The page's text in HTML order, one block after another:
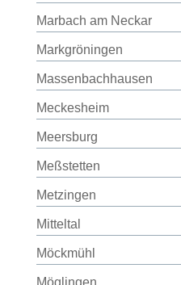
Marbach am Neckar
Markgröningen
Massenbachhausen
Meckesheim
Meersburg
Meßstetten
Metzingen
Mitteltal
Möckmühl
Möglingen